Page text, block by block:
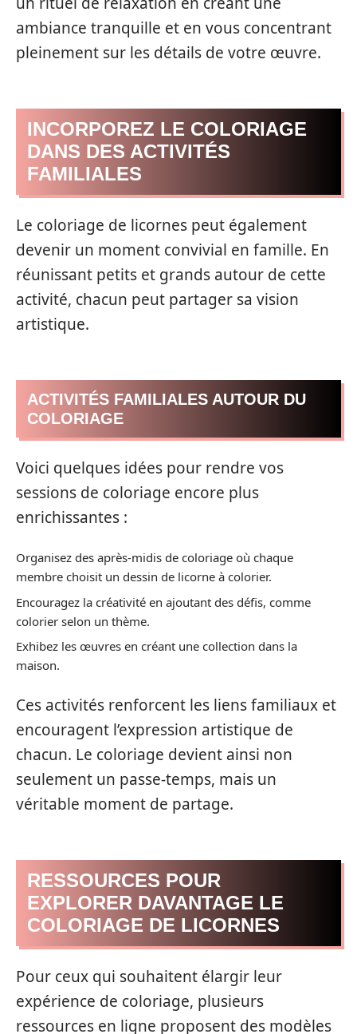
ambiance tranquille et en vous concentrant
pleinement sur les détails de votre œuvre.
INCORPOREZ LE COLORIAGE
DANS DES ACTIVITÉS
FAMILIALES
Le coloriage de licornes peut également
devenir un moment convivial en famille. En
réunissant petits et grands autour de cette
activité, chacun peut partager sa vision
artistique.
ACTIVITÉS FAMILIALES AUTOUR DU
COLORIAGE
Voici quelques idées pour rendre vos
sessions de coloriage encore plus
enrichissantes :
Organisez des après-midis de coloriage où chaque
membre choisit un dessin de licorne à colorier.
Encouragez la créativité en ajoutant des défis, comme
colorier selon un thème.
Exhibez les œuvres en créant une collection dans la
maison.
Ces activités renforcent les liens familiaux et
encouragent l’expression artistique de
chacun. Le coloriage devient ainsi non
seulement un passe-temps, mais un
véritable moment de partage.
RESSOURCES POUR
EXPLORER DAVANTAGE LE
COLORIAGE DE LICORNES
Pour ceux qui souhaitent élargir leur
expérience de coloriage, plusieurs
ressources en ligne proposent des modèles